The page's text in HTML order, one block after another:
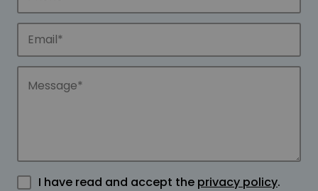
I have read and accept the privacy policy.